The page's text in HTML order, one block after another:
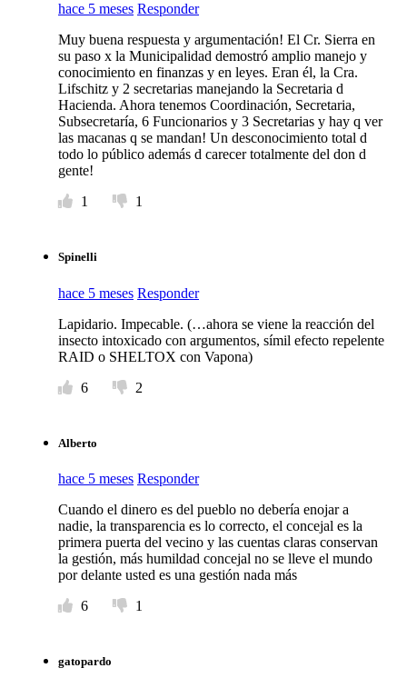
hace 5 meses Responder
Muy buena respuesta y argumentación! El Cr. Sierra en
su paso x la Municipalidad demostró amplio manejo y
conocimiento en finanzas y en leyes. Eran él, la Cra.
Lifschitz y 2 secretarias manejando la Secretaria d
Hacienda. Ahora tenemos Coordinación, Secretaria,
Subsecretaría, 6 Funcionarios y 3 Secretarias y hay q ver
las macanas q se mandan! Un desconocimiento total d
todo lo público además d carecer totalmente del don d
gente!
1
1
Spinelli
hace 5 meses Responder
Lapidario. Impecable. (…ahora se viene la reacción del
insecto intoxicado con argumentos, símil efecto repelente
RAID o SHELTOX con Vapona)
6
2
Alberto
hace 5 meses Responder
Cuando el dinero es del pueblo no debería enojar a
nadie, la transparencia es lo correcto, el concejal es la
primera puerta del vecino y las cuentas claras conservan
la gestión, más humildad concejal no se lleve el mundo
por delante usted es una gestión nada más
6
1
gatopardo